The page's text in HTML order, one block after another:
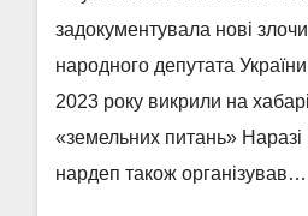
задокументувала нові
народного депутата
2023 року викрили на
«земельних питань»
нардеп також організував…